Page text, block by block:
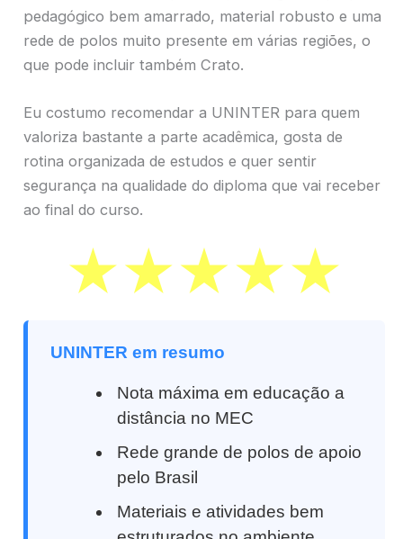
pedagógico bem amarrado, material robusto e uma
rede de polos muito presente em várias regiões, o
que pode incluir também Crato.
Eu costumo recomendar a UNINTER para quem
valoriza bastante a parte acadêmica, gosta de
rotina organizada de estudos e quer sentir
segurança na qualidade do diploma que vai receber
ao final do curso.
UNINTER em resumo
Nota máxima em educação a
distância no MEC
Rede grande de polos de apoio
pelo Brasil
Materiais e atividades bem